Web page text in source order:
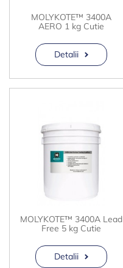
MOLYKOTE™ 3400A
AERO 1 kg Cutie
Detalii
MOLYKOTE™ 3400A Lead
Free 5 kg Cutie
Detalii